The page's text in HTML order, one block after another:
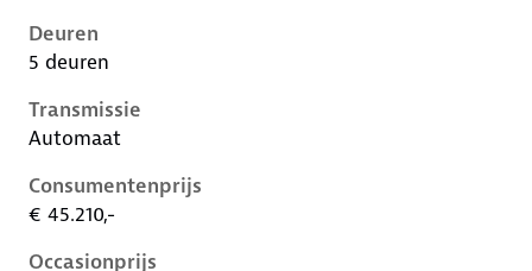
Deuren
5 deuren
Transmissie
Automaat
Consumentenprijs
€ 45.210,-
Occasionprijs